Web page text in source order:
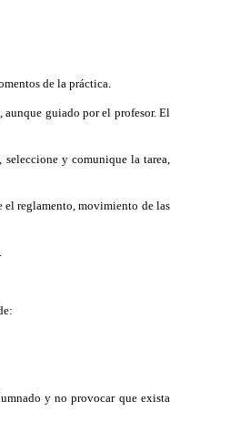
de la práctica.
guiado por el profesor. El
seleccione y comunique la tarea,
el reglamento, movimiento de las
y no provocar que exista